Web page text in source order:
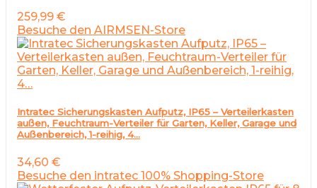
259,99 €
Besuche den AIRMSEN-Store
Intratec Sicherungskasten Aufputz, IP65 – Verteilerkasten
außen, Feuchtraum-Verteiler für Garten, Keller, Garage und
Außenbereich, 1-reihig, 4…
34,60 €
Besuche den intratec 100% Shopping-Store